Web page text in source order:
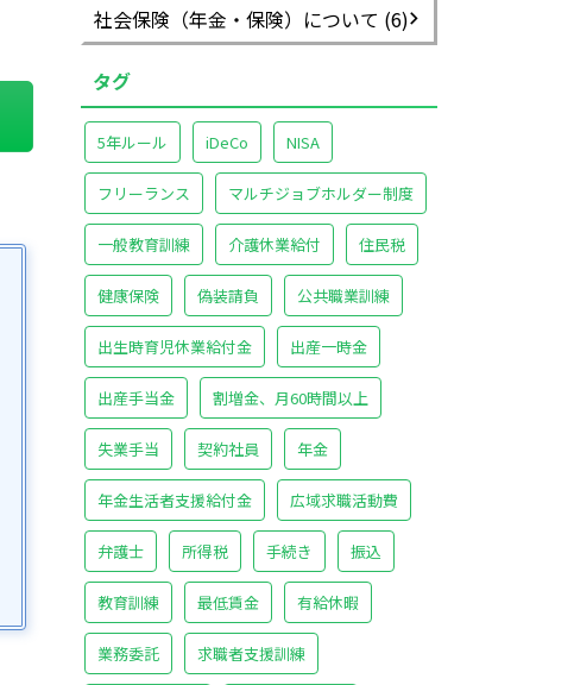
社会保険（年金・保険）について (6)
タグ
5年ルール iDeCo NISA
フリーランス マルチジョブホルダー制度
一般教育訓練 介護休業給付 住民税
健康保険 偽装請負 公共職業訓練
出生時育児休業給付金 出産一時金
出産手当金 割増金、月60時間以上
失業手当 契約社員 年金
年金生活者支援給付金 広域求職活動費
弁護士 所得税 手続き 振込
教育訓練 最低賃金 有給休暇
業務委託 求職者支援訓練